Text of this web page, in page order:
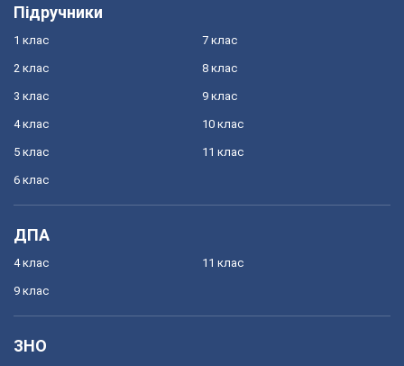
Підручники
1 клас
2 клас
3 клас
4 клас
5 клас
6 клас
7 клас
8 клас
9 клас
10 клас
11 клас
ДПА
4 клас
9 клас
11 клас
ЗНО